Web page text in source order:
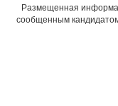
Размещенная
сообщенным